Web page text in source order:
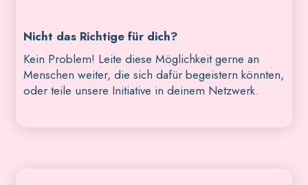
Nicht das Richtige für dich?
Kein Problem! Leite diese Möglichkeit gerne an
Menschen weiter, die sich dafür begeistern könnten,
oder teile unsere Initiative in deinem Netzwerk.